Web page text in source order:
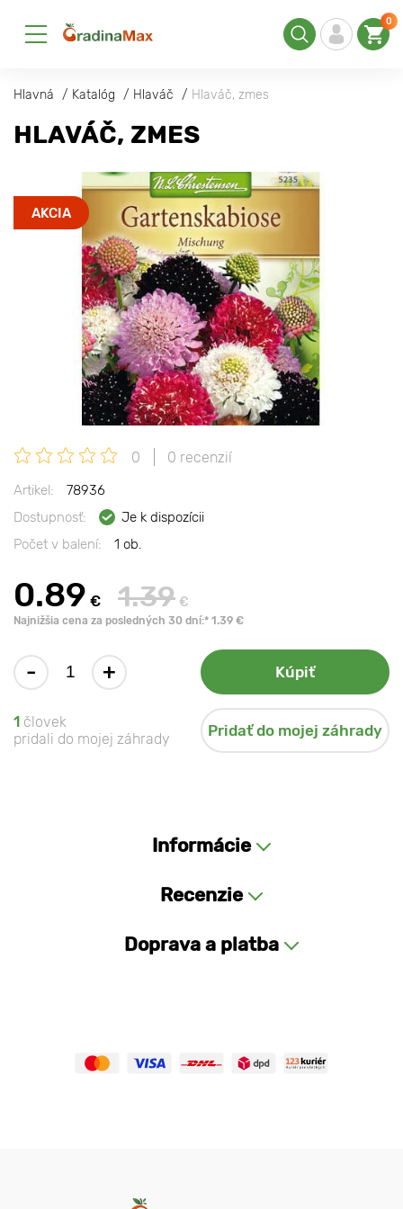
0
Hlavná Katalóg Hlaváč Hlaváč, zmes
HLAVÁČ, ZMES
AKCIA
0 0 recenzií
Artikel:
78936
Dostupnosť:
Je k dispozícii
Počet v balení:
1 ob.
0.89 € 1.39 €
Najnižšia cena za posledných 30 dní:* 1.39 €
- + Kúpiť
1 človek
pridali do mojej záhrady
Pridať do mojej záhrady
Informácie
Recenzie
Doprava a platba